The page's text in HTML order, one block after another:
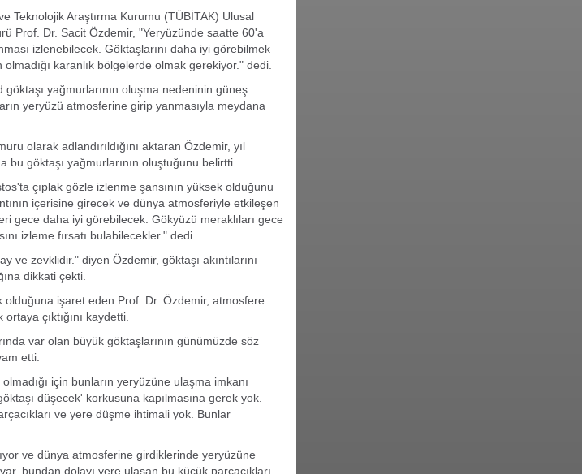
Teknolojik Araştırma Kurumu (TÜBİTAK) Ulusal
Prof. Dr. Sacit Özdemir, "Yeryüzünde saatte 60'a
izlenebilecek. Göktaşlarını daha iyi görebilmek
olmadığı karanlık bölgelerde olmak gerekiyor." dedi.
göktaşı yağmurlarının oluşma nedeninin güneş
yeryüzü atmosferine girip yanmasıyla meydana
olarak adlandırıldığını aktaran Özdemir, yıl
göktaşı yağmurlarının oluştuğunu belirtti.
çıplak gözle izlenme şansının yüksek olduğunu
içerisine girecek ve dünya atmosferiyle etkileşen
gece daha iyi görebilecek. Gökyüzü meraklıları gece
izleme fırsatı bulabilecekler." dedi.
zevklidir." diyen Özdemir, göktaşı akıntılarını
dikkati çekti.
olduğuna işaret eden Prof. Dr. Özdemir, atmosfere
çıktığını kaydetti.
var olan büyük göktaşlarının günümüzde söz
etti:
için bunların yeryüzüne ulaşma imkanı
düşecek' korkusuna kapılmasına gerek yok.
ve yere düşme ihtimali yok. Bunlar
ve dünya atmosferine girdiklerinde yeryüzüne
bundan dolayı yere ulaşan bu küçük parçacıkları